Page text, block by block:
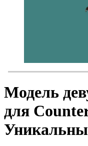
Модель
для